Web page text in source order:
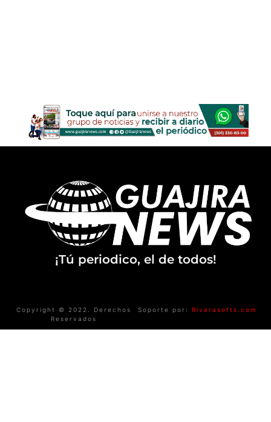
¡Tú periodico, el de todos!
Copyright © 2022. Derechos
Reservados
Soporte por: Riverasofts.com